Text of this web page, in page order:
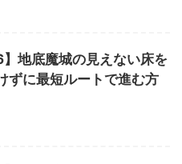
】地底魔城の見えない床を
ずに最短ルートで進む方